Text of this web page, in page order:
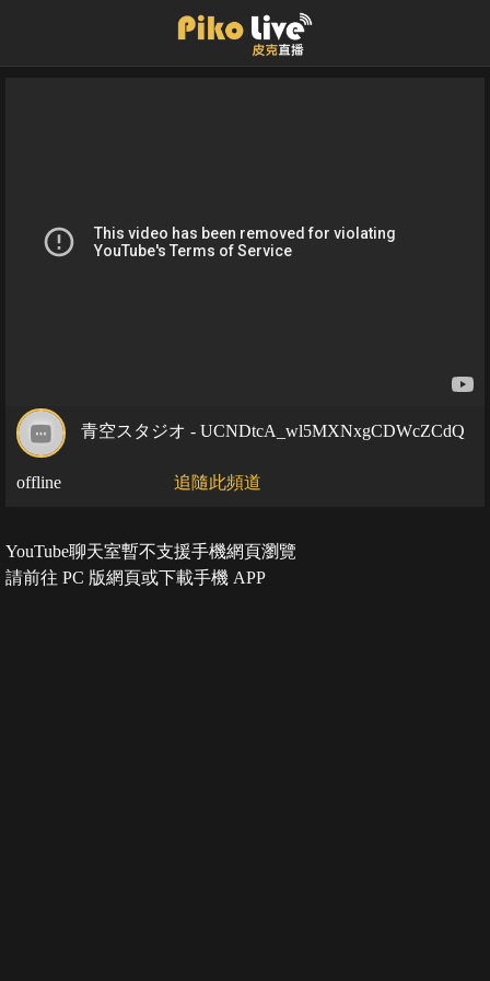
青空スタジオ - UCNDtcA_wl5MXNxgCDWcZCdQ
offline 追隨此頻道
YouTube聊天室暫不支援手機網頁瀏覽
請前往 PC 版網頁或下載手機 APP